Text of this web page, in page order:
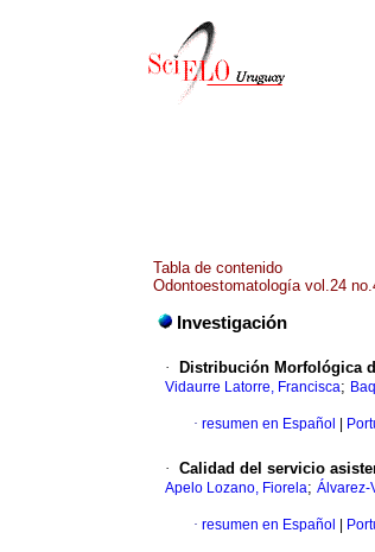
Tabla de contenido
Odontoestomatología vol.24
Investigación
· Distribución Morfológica
Vidaurre Latorre, Francisca;
· resumen en Español
· Calidad del servicio
Apelo Lozano, Fiorela; Álvarez-
· resumen en Español